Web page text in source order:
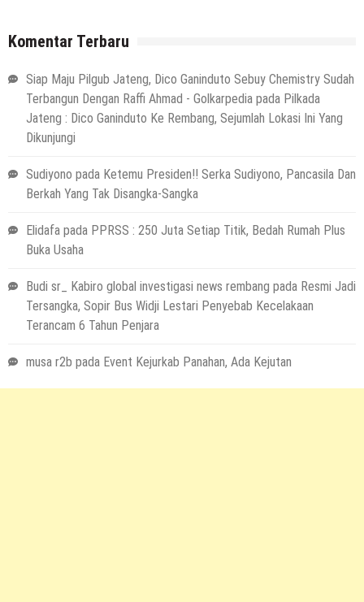
Komentar Terbaru
Siap Maju Pilgub Jateng, Dico Ganinduto Sebuy Chemistry Sudah
Terbangun Dengan Raffi Ahmad - Golkarpedia pada Pilkada
Jateng : Dico Ganinduto Ke Rembang, Sejumlah Lokasi Ini Yang
Dikunjungi
Sudiyono pada Ketemu Presiden!! Serka Sudiyono, Pancasila Dan
Berkah Yang Tak Disangka-Sangka
Elidafa pada PPRSS : 250 Juta Setiap Titik, Bedah Rumah Plus
Buka Usaha
Budi sr_ Kabiro global investigasi news rembang pada Resmi Jadi
Tersangka, Sopir Bus Widji Lestari Penyebab Kecelakaan
Terancam 6 Tahun Penjara
musa r2b pada Event Kejurkab Panahan, Ada Kejutan